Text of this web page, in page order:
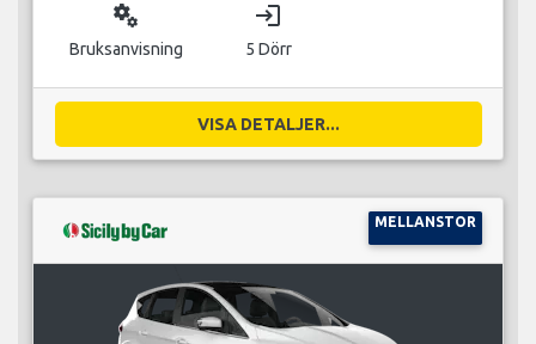
miscellaneous_services
Bruksanvisning
login
5 Dörr
VISA DETALJER...
MELLANSTOR